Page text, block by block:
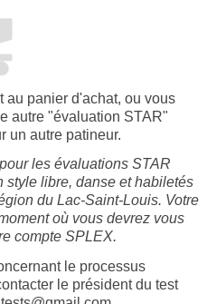
au panier d'achat, ou vous
autre "évaluation STAR"
un autre patineur.
les évaluations STAR
style libre, danse et habiletés
du Lac-Saint-Louis. Votre
où vous devrez vous
compte SPLEX.
le processus
le président du test